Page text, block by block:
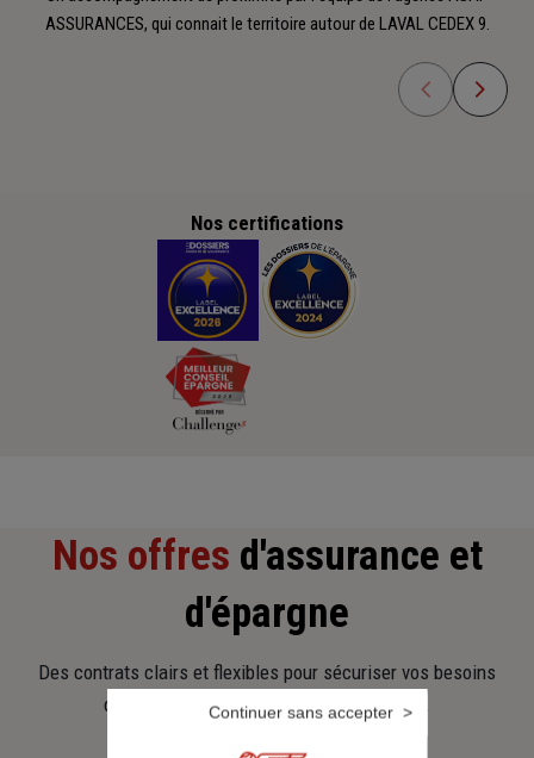
ASSURANCES, qui connait le territoire autour de LAVAL CEDEX 9.
Nos certifications
Nos offres d'assurance et
d'épargne
Des contrats clairs et flexibles pour sécuriser vos besoins
d’aujourd’hui et anticiper ceux de demain.
Continuer sans accepter